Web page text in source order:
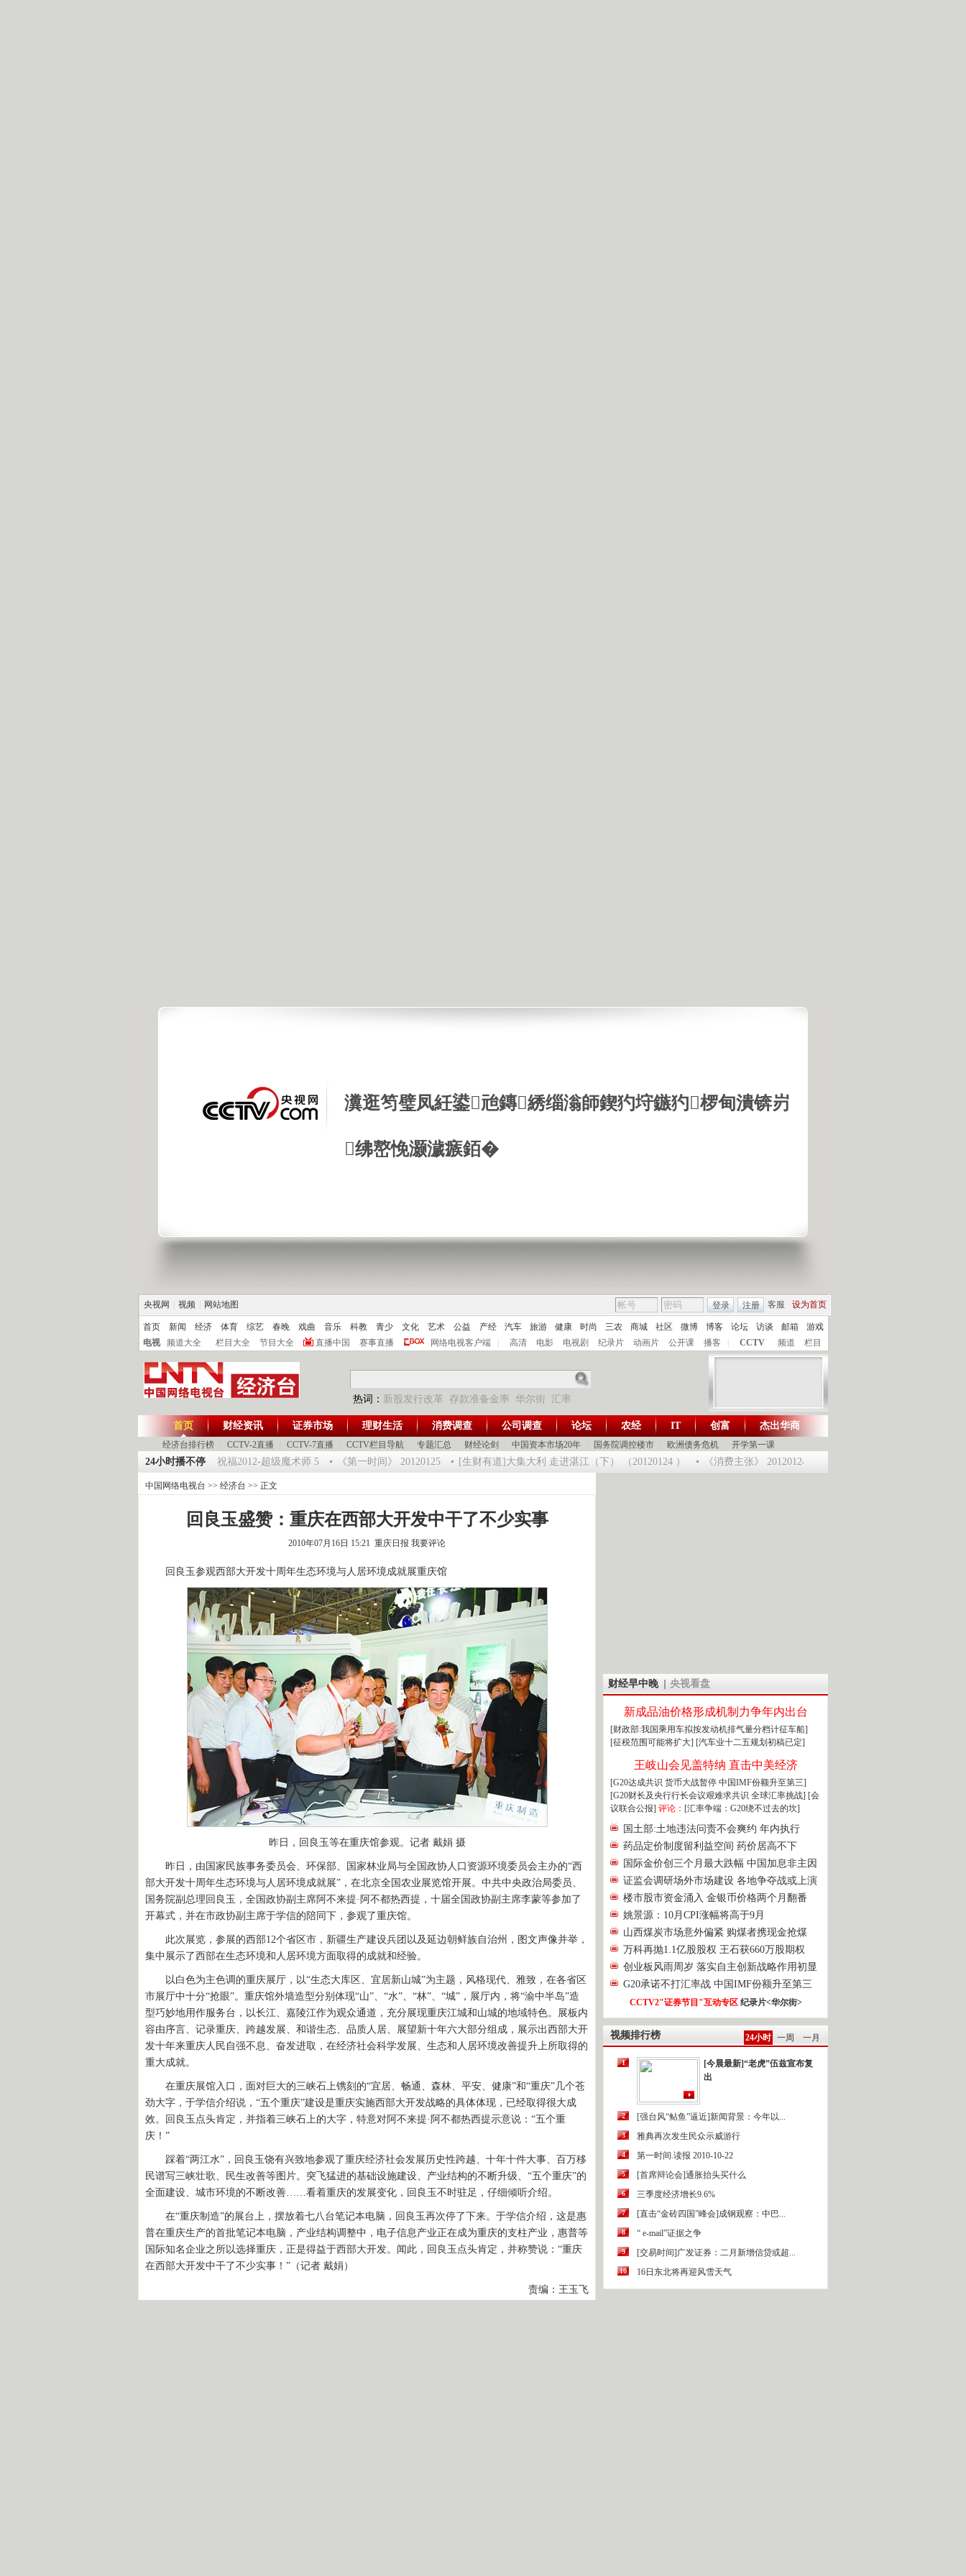
瀵逛笉璧凤紝鍙兘鏄綉缁滃師鍥犳垨鏃犳椤甸潰锛岃
绋嶅悗灏濊瘯銆�
央视网 视频 网站地图 客服 设为首页
登录 注册
首页 新闻 经济 体育 综艺 春晚 戏曲 音乐 科教 青少 文化 艺术 公益 产经 汽车 旅游 健康 时尚 三农 商城 社区 微博 博客 论坛 访谈 邮箱
游戏
电视
频道大全 栏目大全 节目大全 直播中国 赛事直播 网络电视客户端 | 高清 电影 电视剧 纪录片 动画片 公开课 播客 | CCTV 频道 栏目
热词： 新股发行改革 存款准备金率 华尔街 汇率
财智生活 一键通达
首页
经济台排行榜 CCTV-2直播 CCTV-7直播 CCTV栏目导航 专题汇总 财经论剑 中国资本市场20年 国务院调控楼市 欧洲债务危机 开学第一课
财经资讯 证券市场 理财生活 消费调查 公司调查 论坛 农经 IT 创富 杰出华商
24小时播不停
《环球驿站》20120125 祝福2012-超级魔术师 5 《第一时间》 20120125 [生财有道]大集大利 走进湛江（下） （20120124 ） 《消费主张》 20120124 淘乐龙年味道——鱼跃迎龙合家欢
中国网络电视台 >> 经济台 >> 正文
回良玉盛赞：重庆在西部大开发中干了不少实事
2010年07月16日 15:21 重庆日报 我要评论
回良玉参观西部大开发十周年生态环境与人居环境成就展重庆馆
昨日，回良玉等在重庆馆参观。记者 戴娟 摄
昨日，由国家民族事务委员会、环保部、国家林业局与全国政协人口资源环境委员会主办的“西
部大开发十周年生态环境与人居环境成就展”，在北京全国农业展览馆开展。中共中央政治局委员、
国务院副总理回良玉，全国政协副主席阿不来提·阿不都热西提，十届全国政协副主席李蒙等参加了
开幕式，并在市政协副主席于学信的陪同下，参观了重庆馆。
此次展览，参展的西部12个省区市，新疆生产建设兵团以及延边朝鲜族自治州，图文声像并举，
集中展示了西部在生态环境和人居环境方面取得的成就和经验。
以白色为主色调的重庆展厅，以“生态大库区、宜居新山城”为主题，风格现代、雅致，在各省区
市展厅中十分“抢眼”。重庆馆外墙造型分别体现“山”、“水”、“林”、“城”，展厅内，将“渝中半岛”造
型巧妙地用作服务台，以长江、嘉陵江作为观众通道，充分展现重庆江城和山城的地域特色。展板内
容由序言、记录重庆、跨越发展、和谐生态、品质人居、展望新十年六大部分组成，展示出西部大开
发十年来重庆人民自强不息、奋发进取，在经济社会科学发展、生态和人居环境改善提升上所取得的
重大成就。
在重庆展馆入口，面对巨大的三峡石上镌刻的“宜居、畅通、森林、平安、健康”和“重庆”几个苍
劲大字，于学信介绍说，“五个重庆”建设是重庆实施西部大开发战略的具体体现，已经取得很大成
效。回良玉点头肯定，并指着三峡石上的大字，特意对阿不来提·阿不都热西提示意说：“五个重
庆！”
踩着“两江水”，回良玉饶有兴致地参观了重庆经济社会发展历史性跨越、十年十件大事、百万移
民谱写三峡壮歌、民生改善等图片。突飞猛进的基础设施建设、产业结构的不断升级、“五个重庆”的
全面建设、城市环境的不断改善……看着重庆的发展变化，回良玉不时驻足，仔细倾听介绍。
在“重庆制造”的展台上，摆放着七八台笔记本电脑，回良玉再次停了下来。于学信介绍，这是惠
普在重庆生产的首批笔记本电脑，产业结构调整中，电子信息产业正在成为重庆的支柱产业，惠普等
国际知名企业之所以选择重庆，正是得益于西部大开发。闻此，回良玉点头肯定，并称赞说：“重庆
在西部大开发中干了不少实事！”（记者 戴娟）
责编：王玉飞
财经早中晚 央视看盘
新成品油价格形成机制力争年内出台
[财政部:我国乘用车拟按发动机排气量分档计征车船]
[征税范围可能将扩大] [汽车业十二五规划初稿已定]
王岐山会见盖特纳 直击中美经济
[G20达成共识 货币大战暂停 中国IMF份额升至第三]
[G20财长及央行行长会议艰难求共识 全球汇率挑战] [会
议联合公报] 评论： [汇率争端：G20绕不过去的坎]
国土部:土地违法问责不会爽约 年内执行
药品定价制度留利益空间 药价居高不下
国际金价创三个月最大跌幅 中国加息非主因
证监会调研场外市场建设 各地争夺战或上演
楼市股市资金涌入 金银币价格两个月翻番
姚景源：10月CPI涨幅将高于9月
山西煤炭市场意外偏紧 购煤者携现金抢煤
万科再抛1.1亿股股权 王石获660万股期权
创业板风雨周岁 落实自主创新战略作用初显
G20承诺不打汇率战 中国IMF份额升至第三
CCTV2"证券节目"互动专区 纪录片<华尔街>
视频排行榜 24小时 一周 一月
1
[今晨最新]“老虎”伍兹宣布复
出
2 [强台风“鲇鱼”逼近]新闻背景：今年以...
3 雅典再次发生民众示威游行
4 第一时间.读报 2010-10-22
5 [首席辩论会]通胀抬头买什么
6 三季度经济增长9.6%
7 [直击“金砖四国”峰会]成钢观察：中巴...
8 “ e-mail”证据之争
9 [交易时间]广发证券：二月新增信贷或超...
10 16日东北将再迎风雪天气